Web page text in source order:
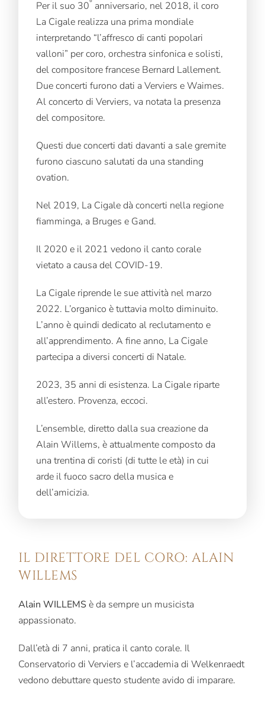
Per il suo 30° anniversario, nel 2018, il coro
La Cigale realizza una prima mondiale
interpretando “l’affresco di canti popolari
valloni” per coro, orchestra sinfonica e solisti,
del compositore francese Bernard Lallement.
Due concerti furono dati a Verviers e Waimes.
Al concerto di Verviers, va notata la presenza
del compositore.
Questi due concerti dati davanti a sale gremite
furono ciascuno salutati da una standing
ovation.
Nel 2019, La Cigale dà concerti nella regione
fiamminga, a Bruges e Gand.
Il 2020 e il 2021 vedono il canto corale
vietato a causa del COVID-19.
La Cigale riprende le sue attività nel marzo
2022. L’organico è tuttavia molto diminuito.
L’anno è quindi dedicato al reclutamento e
all’apprendimento. A fine anno, La Cigale
partecipa a diversi concerti di Natale.
2023, 35 anni di esistenza. La Cigale riparte
all’estero. Provenza, eccoci.
L’ensemble, diretto dalla sua creazione da
Alain Willems, è attualmente composto da
una trentina di coristi (di tutte le età) in cui
arde il fuoco sacro della musica e
dell’amicizia.
IL DIRETTORE DEL CORO: ALAIN
WILLEMS
Alain WILLEMSè da sempre un musicista
appassionato.
Dall’età di 7 anni, pratica il canto corale. Il
Conservatorio di Verviers e l’accademia di Welkenraedt
vedono debuttare questo studente avido di imparare.